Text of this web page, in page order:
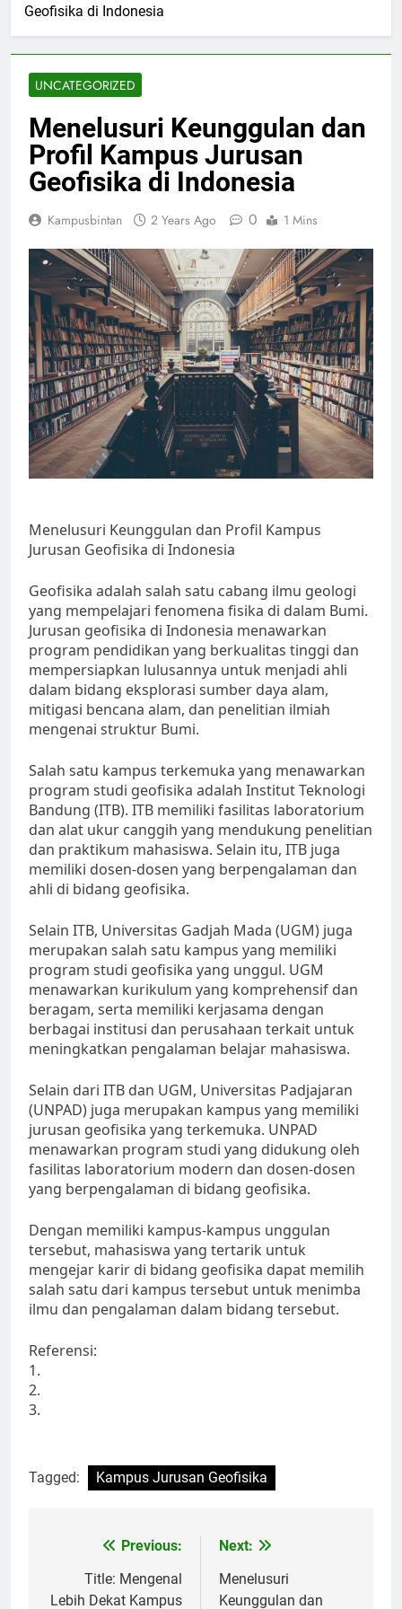
Geofisika di Indonesia
UNCATEGORIZED
Menelusuri Keunggulan dan
Profil Kampus Jurusan
Geofisika di Indonesia
Kampusbintan 2 Years Ago 0 1 Mins
Menelusuri Keunggulan dan Profil Kampus
Jurusan Geofisika di Indonesia
Geofisika adalah salah satu cabang ilmu geologi
yang mempelajari fenomena fisika di dalam Bumi.
Jurusan geofisika di Indonesia menawarkan
program pendidikan yang berkualitas tinggi dan
mempersiapkan lulusannya untuk menjadi ahli
dalam bidang eksplorasi sumber daya alam,
mitigasi bencana alam, dan penelitian ilmiah
mengenai struktur Bumi.
Salah satu kampus terkemuka yang menawarkan
program studi geofisika adalah Institut Teknologi
Bandung (ITB). ITB memiliki fasilitas laboratorium
dan alat ukur canggih yang mendukung penelitian
dan praktikum mahasiswa. Selain itu, ITB juga
memiliki dosen-dosen yang berpengalaman dan
ahli di bidang geofisika.
Selain ITB, Universitas Gadjah Mada (UGM) juga
merupakan salah satu kampus yang memiliki
program studi geofisika yang unggul. UGM
menawarkan kurikulum yang komprehensif dan
beragam, serta memiliki kerjasama dengan
berbagai institusi dan perusahaan terkait untuk
meningkatkan pengalaman belajar mahasiswa.
Selain dari ITB dan UGM, Universitas Padjajaran
(UNPAD) juga merupakan kampus yang memiliki
jurusan geofisika yang terkemuka. UNPAD
menawarkan program studi yang didukung oleh
fasilitas laboratorium modern dan dosen-dosen
yang berpengalaman di bidang geofisika.
Dengan memiliki kampus-kampus unggulan
tersebut, mahasiswa yang tertarik untuk
mengejar karir di bidang geofisika dapat memilih
salah satu dari kampus tersebut untuk menimba
ilmu dan pengalaman dalam bidang tersebut.
Referensi:
1.
2.
3.
Tagged: Kampus Jurusan Geofisika
navigation
Previous:
Title: Mengenal
Lebih Dekat Kampus
Next:
Menelusuri
Keunggulan dan